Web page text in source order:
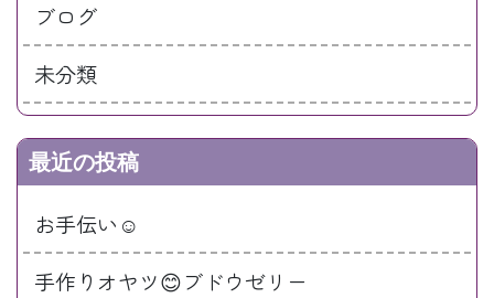
ブログ
未分類
最近の投稿
お手伝い☺️
手作りオヤツ😊ブドウゼリー